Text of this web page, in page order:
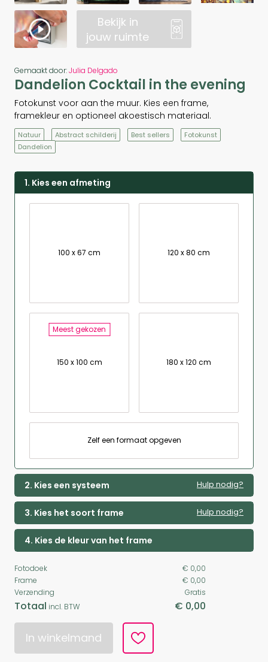
Bekijk in
jouw ruimte
Gemaakt door:Julia Delgado
Dandelion Cocktail in the evening
Fotokunst voor aan the muur. Kies een frame,
framekleur en optioneel akoestisch materiaal.
Natuur Abstract schilderij Best sellers
Fotokunst
Dandelion
1. Kies een afmeting
100 x 67 cm 120 x 80 cm
Meest gekozen
150 x 100 cm 180 x 120 cm
Zelf een formaat opgeven
2. Kies een systeem Hulp nodig?
3. Kies het soort frame Hulp nodig?
4. Kies de kleur van het frame
Fotodoek
€ 0,00
Frame
€ 0,00
Verzending
Gratis
Totaal incl. BTW € 0,00
In winkelmand